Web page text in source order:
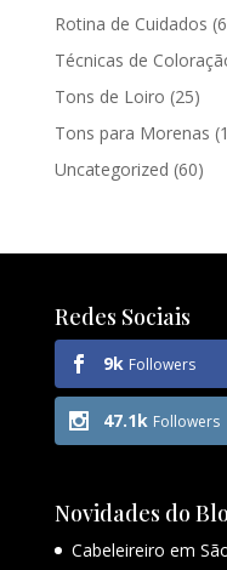
Rotina de Cuidados
Técnicas de
Tons de Loiro (25)
Tons para Morenas
Uncategorized (60)
Redes Sociais
9k Followers
47.1k Followers
Novidades do
Cabeleireiro em